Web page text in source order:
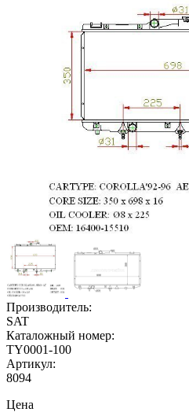
Производитель:
SAT
Каталожный номер:
TY0001-100
Артикул:
8094
Цена